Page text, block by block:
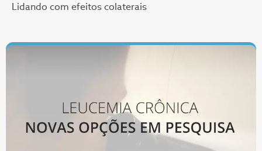
Lidando com efeitos colaterais